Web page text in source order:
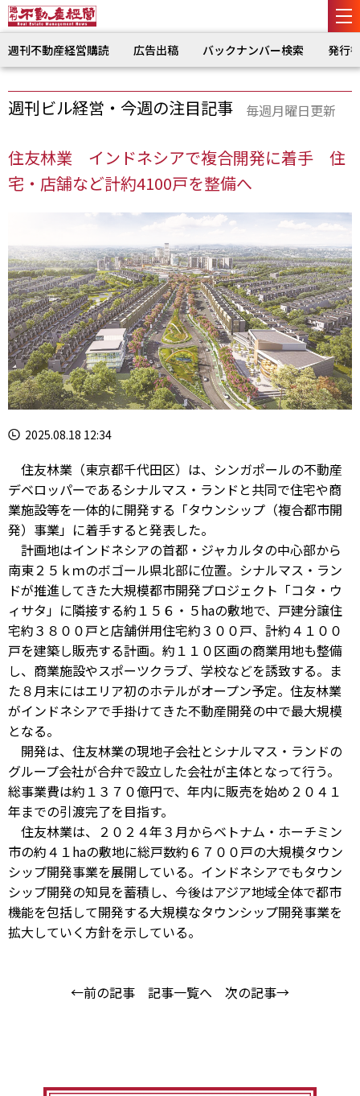
週刊不動産経営購読 広告出稿 バックナンバー検索 発行
週刊ビル経営・今週の注目記事 毎週月曜日更新
住友林業 インドネシアで複合開発に着手 住
宅・店舗など計約4100戸を整備へ
2025.08.18 12:34
住友林業（東京都千代田区）は、シンガポールの不動産
デベロッパーであるシナルマス・ランドと共同で住宅や商
業施設等を一体的に開発する「タウンシップ（複合都市開
発）事業」に着手すると発表した。
計画地はインドネシアの首都・ジャカルタの中心部から
南東２５ｋｍのボゴール県北部に位置。シナルマス・ラン
ドが推進してきた大規模都市開発プロジェクト「コタ・ウ
ィサタ」に隣接する約１５６・５haの敷地で、戸建分譲住
宅約３８００戸と店舗併用住宅約３００戸、計約４１００
戸を建築し販売する計画。約１１０区画の商業用地も整備
し、商業施設やスポーツクラブ、学校などを誘致する。ま
た８月末にはエリア初のホテルがオープン予定。住友林業
がインドネシアで手掛けてきた不動産開発の中で最大規模
となる。
開発は、住友林業の現地子会社とシナルマス・ランドの
グループ会社が合弁で設立した会社が主体となって行う。
総事業費は約１３７０億円で、年内に販売を始め２０４１
年までの引渡完了を目指す。
住友林業は、２０２４年３月からベトナム・ホーチミン
市の約４１haの敷地に総戸数約６７００戸の大規模タウン
シップ開発事業を展開している。インドネシアでもタウン
シップ開発の知見を蓄積し、今後はアジア地域全体で都市
機能を包括して開発する大規模なタウンシップ開発事業を
拡大していく方針を示している。
←前の記事 記事一覧へ 次の記事→